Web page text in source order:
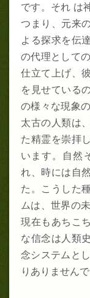
です。それ は
つまり、元来
よる探求を伝
の代理として
仕立て上げ、
を見せている
の様々な現象
太古の人類は
た精霊を崇拝
います。自然
れ、時には自
た。こうした
ムは、世界の
現在もあちこ
な信念は人類
念システムと
りありませんで